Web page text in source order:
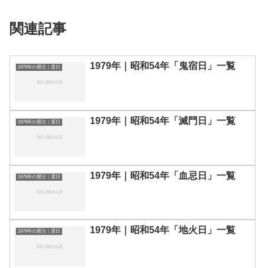
関連記事
1979年の暦注｜選日 1979年｜昭和54年「鬼宿日」一覧
1979年の暦注｜選日 1979年｜昭和54年「滅門日」一覧
1979年の暦注｜選日 1979年｜昭和54年「血忌日」一覧
1979年の暦注｜選日 1979年｜昭和54年「地火日」一覧